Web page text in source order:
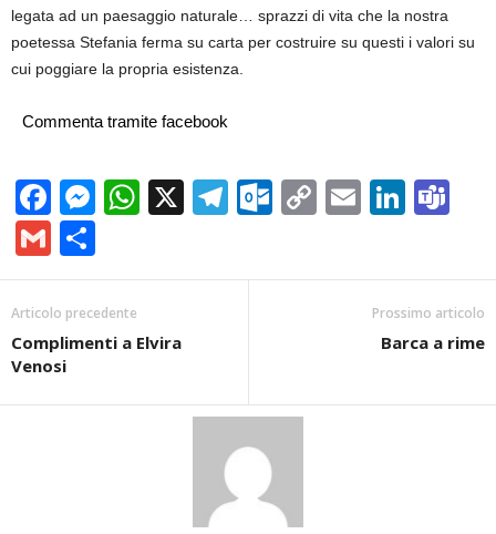
legata ad un paesaggio naturale… sprazzi di vita che la nostra
poetessa Stefania ferma su carta per costruire su questi i valori su
cui poggiare la propria esistenza.
Commenta tramite facebook
Facebook
Messenger
WhatsApp
X Telegram
Outlook.com
CopyEmail
Gmail
Articolo precedente
Complimenti a Elvira
Venosi
Prossimo articolo
Barca a rime